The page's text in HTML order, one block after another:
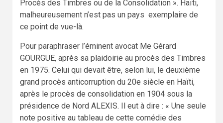
Procès des Timbres ou de la Consolidation ». Haïti,
malheureusement n’est pas un pays exemplaire de
ce point de vue-là.
Pour paraphraser l’éminent avocat Me Gérard
GOURGUE, après sa plaidoirie au procès des Timbres
en 1975. Celui qui devait être, selon lui, le deuxième
grand procès anticorruption du 20e siècle en Haïti,
après le procès de consolidation en 1904 sous la
présidence de Nord ALEXIS. Il eut à dire : « Une seule
note positive au tableau de cette comédie des